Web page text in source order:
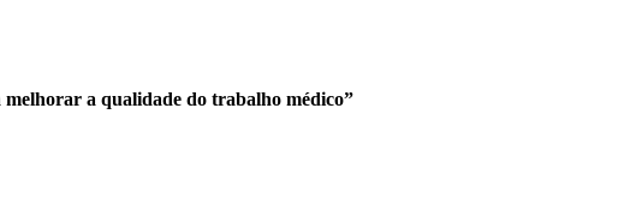
a qualidade do trabalho médico”